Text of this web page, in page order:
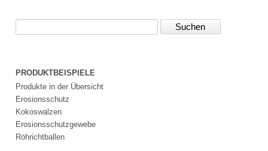
PRODUKTBEISPIELE
Produkte in der Übersicht
Erosionsschutz
Kokoswalzen
Erosionsschutzgewebe
Röhrichtballen